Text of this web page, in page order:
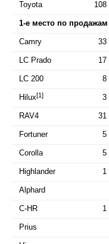
Toyota 108
1-е место по продажам
Camry 33
LC Prado 17
LC 200 8
Hilux[1] 3
RAV4 31
Fortuner 5
Corolla 5
Highlander 1
Alphard
C-HR 1
Prius